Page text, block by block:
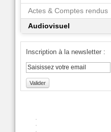
Actes & Comptes rendus
Audiovisuel
Inscription à la newsletter :
Valider